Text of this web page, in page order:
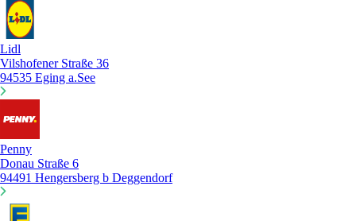
Lidl
Vilshofener Straße 36
94535 Eging a.See
Penny
Donau Straße 6
94491 Hengersberg b Deggendorf